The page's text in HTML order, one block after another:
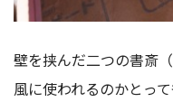
壁を挟んだ二つの書斎
風に使われるのかとっ